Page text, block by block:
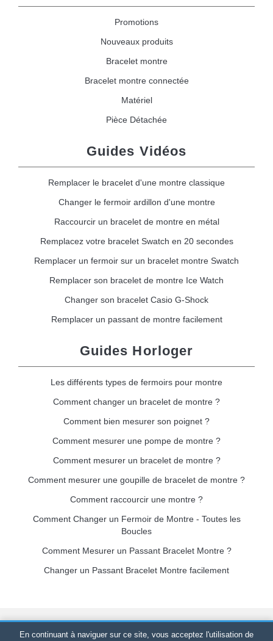
Promotions
Nouveaux produits
Bracelet montre
Bracelet montre connectée
Matériel
Pièce Détachée
Guides Vidéos
Remplacer le bracelet d'une montre classique
Changer le fermoir ardillon d'une montre
Raccourcir un bracelet de montre en métal
Remplacez votre bracelet Swatch en 20 secondes
Remplacer un fermoir sur un bracelet montre Swatch
Remplacer son bracelet de montre Ice Watch
Changer son bracelet Casio G-Shock
Remplacer un passant de montre facilement
Guides Horloger
Les différents types de fermoirs pour montre
Comment changer un bracelet de montre ?
Comment bien mesurer son poignet ?
Comment mesurer une pompe de montre ?
Comment mesurer un bracelet de montre ?
Comment mesurer une goupille de bracelet de montre ?
Comment raccourcir une montre ?
Comment Changer un Fermoir de Montre - Toutes les
Boucles
Comment Mesurer un Passant Bracelet Montre ?
Changer un Passant Bracelet Montre facilement
Bracelet-de-montre.com© 2026Tous droits réservés-SIRET
En continuant à naviguer sur ce site, vous acceptez l'utilisation de